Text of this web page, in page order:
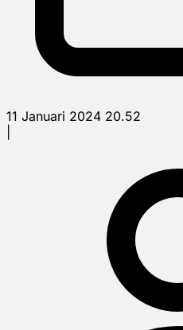
11 Januari 2024 20.52